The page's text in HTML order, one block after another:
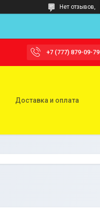
Нет отзывов,
+7 (777) 879-09-79
Доставка и оплата